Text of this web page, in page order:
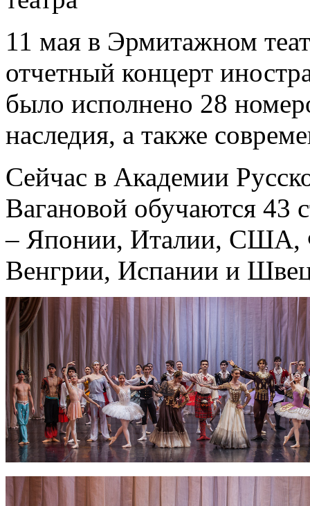
11 мая в Эрмитажном
отчетный концерт
было исполнено 28
наследия, а также
Сейчас в Академии
Вагановой обучаются 43
– Японии, Италии, США,
Венгрии, Испании и